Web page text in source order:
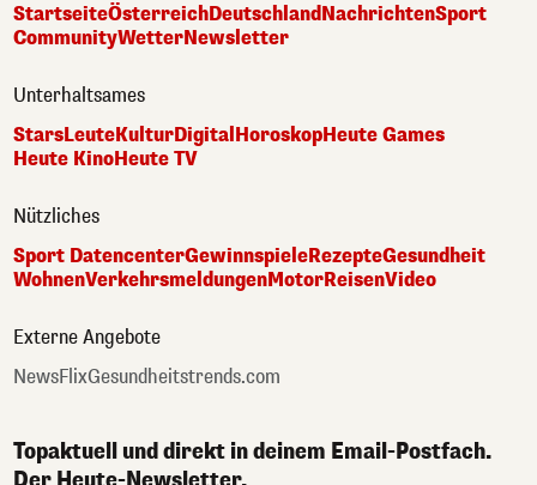
StartseiteÖsterreichDeutschlandNachrichtenSport
CommunityWetterNewsletter
Unterhaltsames
StarsLeuteKulturDigital HoroskopHeute Games
Heute KinoHeute TV
Nützliches
Sport DatencenterGewinnspieleRezepteGesundheit
WohnenVerkehrsmeldungenMotorReisenVideo
Externe Angebote
NewsFlixGesundheitstrends.com
Topaktuell und direkt in deinem Email-Postfach.